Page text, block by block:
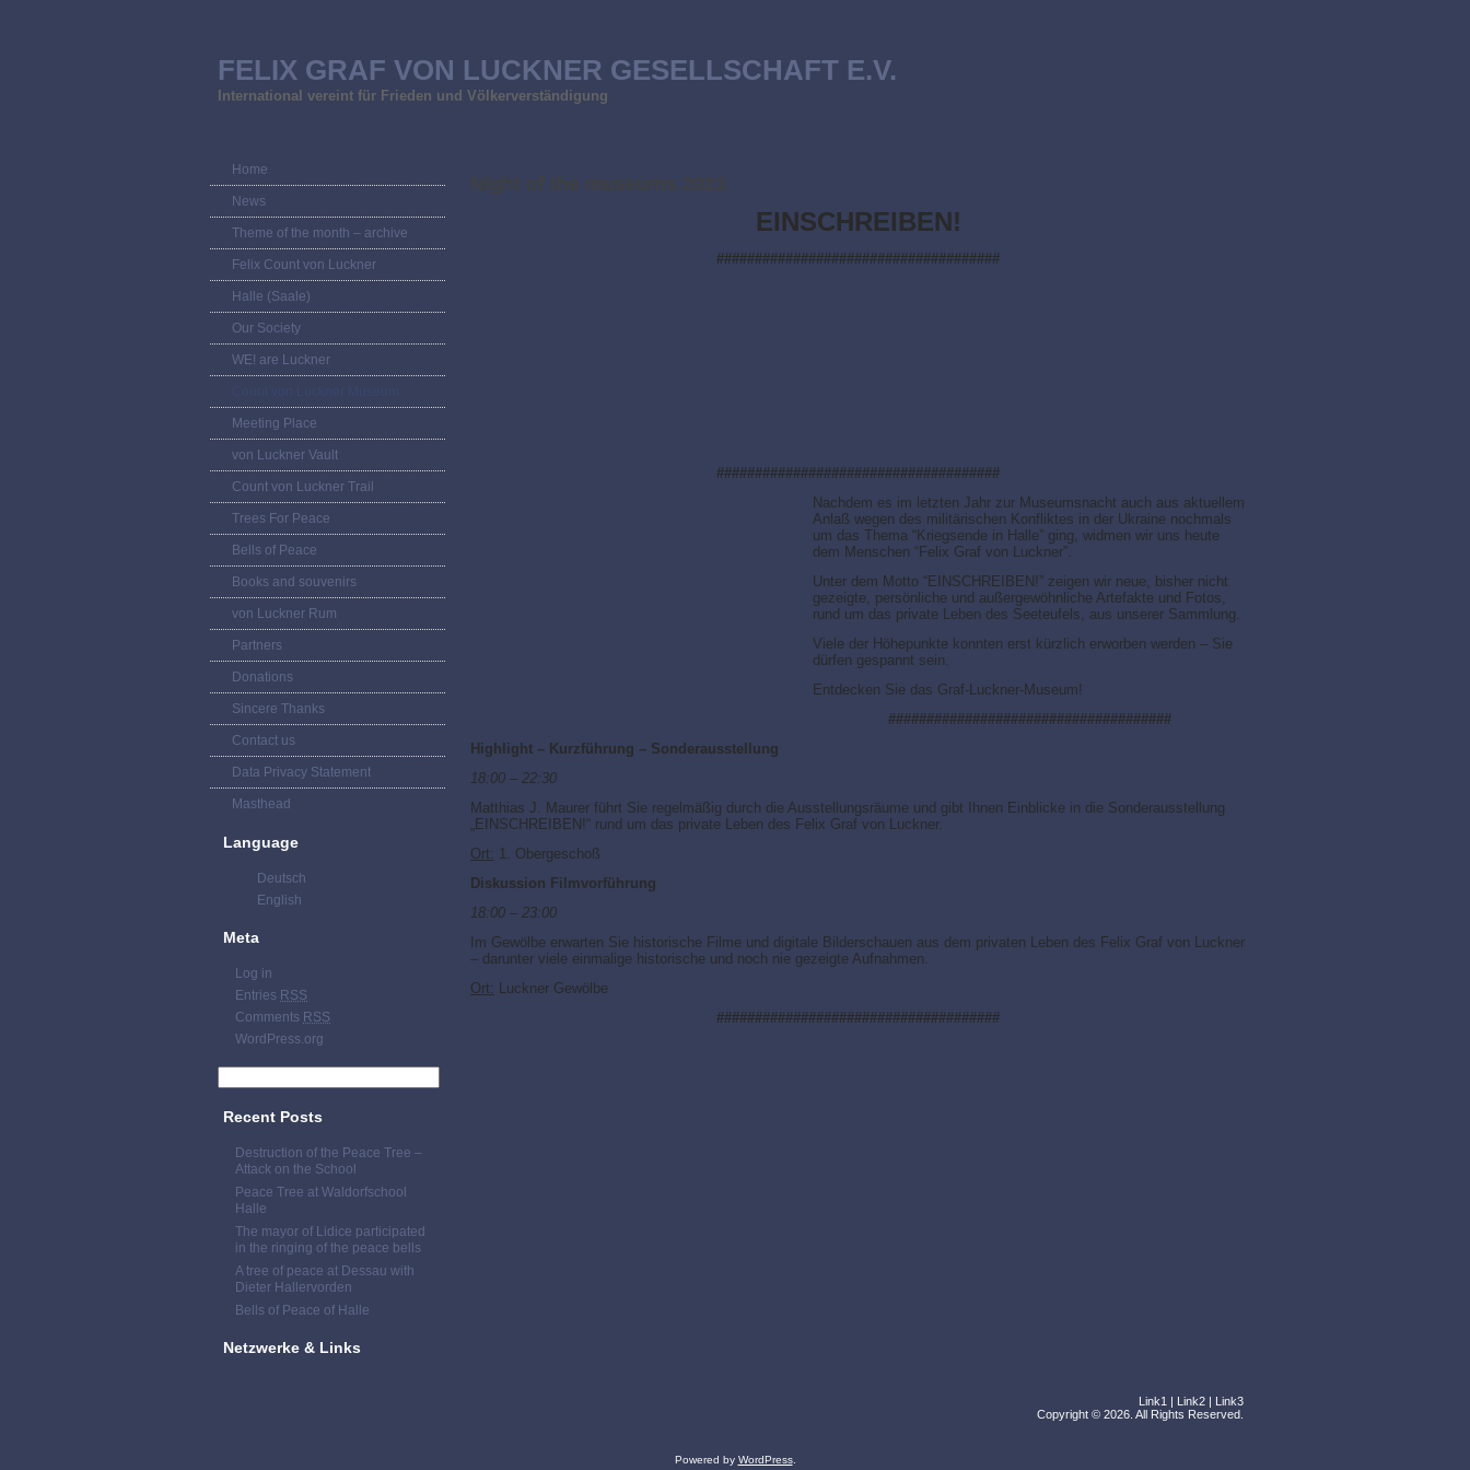
FELIX GRAF VON LUCKNER GESELLSCHAFT E.V.
International vereint für Frieden und Völkerverständigung
Home
News
Theme of the month – archive
Felix Count von Luckner
Halle (Saale)
Our Society
WE! are Luckner
Meeting Place
von Luckner Vault
Count von Luckner Trail
Trees For Peace
Bells of Peace
Books and souvenirs
von Luckner Rum
Partners
Donations
Sincere Thanks
Contact us
Data Privacy Statement
Masthead
Language
Deutsch
English
Meta
Log in
Entries RSS
Comments RSS
WordPress.org
Recent Posts
Destruction of the Peace Tree –
Attack on the School
Peace Tree at Waldorfschool
Halle
The mayor of Lidice participated
in the ringing of the peace bells
A tree of peace at Dessau with
Dieter Hallervorden
Bells of Peace of Halle
Netzwerke & Links
Night of the museums 2023
EINSCHREIBEN!
#####################################
#####################################
Nachdem es im letzten Jahr zur Museumsnacht auch aus aktuellem
Anlaß wegen des militärischen Konfliktes in der Ukraine nochmals
um das Thema “Kriegsende in Halle” ging, widmen wir uns heute
dem Menschen “Felix Graf von Luckner”.
Unter dem Motto “EINSCHREIBEN!” zeigen wir neue, bisher nicht
gezeigte, persönliche und außergewöhnliche Artefakte und Fotos,
rund um das private Leben des Seeteufels, aus unserer Sammlung.
Viele der Höhepunkte konnten erst kürzlich erworben werden – Sie
dürfen gespannt sein.
Entdecken Sie das Graf-Luckner-Museum!
#####################################
Highlight – Kurzführung – Sonderausstellung
18:00 – 22:30
Matthias J. Maurer führt Sie regelmäßig durch die Ausstellungsräume und gibt Ihnen Einblicke in die Sonderausstellung
„EINSCHREIBEN!“ rund um das private Leben des Felix Graf von Luckner.
Ort: 1. Obergeschoß
Diskussion Filmvorführung
18:00 – 23:00
Im Gewölbe erwarten Sie historische Filme und digitale Bilderschauen aus dem privaten Leben des Felix Graf von Luckner
– darunter viele einmalige historische und noch nie gezeigte Aufnahmen.
Ort: Luckner Gewölbe
#####################################
Link1 | Link2 | Link3
Copyright © 2026. All Rights Reserved.
Powered by WordPress.